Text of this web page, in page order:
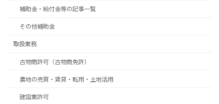
補助金・給付金等の記事一覧
その他補助金
取扱業務
古物商許可（古物商免許）
農地の売買・賃貸・転用・土地活用
建設業許可